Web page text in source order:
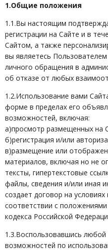
1.Общие положения
1.1.Вы настоящим
регистрации на Сайте и в
Сайтом, а также
вы являетесь
личного обращения в
об отказе от любых
1.2.Использование вами
форме в пределах его
возможностей, включая:
а)просмотр размещенных на
б)регистрация и/или
в)размещение или
материалов, включая но не
тексты, гипертекстовые
файлы, сведения и/или иная
создает договор на
соответствии с
кодекса Российской
1.3.Воспользовавшись любой
возможностей по